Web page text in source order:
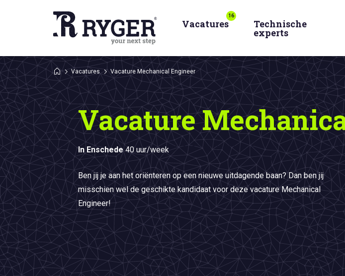
Vacatures
16
Technische
experts
Vacatures Vacature Mechanical Engineer
Vacature
In Enschede40 uur/week
Ben jij je aan het oriënteren op een nieuwe uitdagende baan? Dan ben jij
misschien wel de geschikte kandidaat voor deze vacature Mechanical
Engineer!